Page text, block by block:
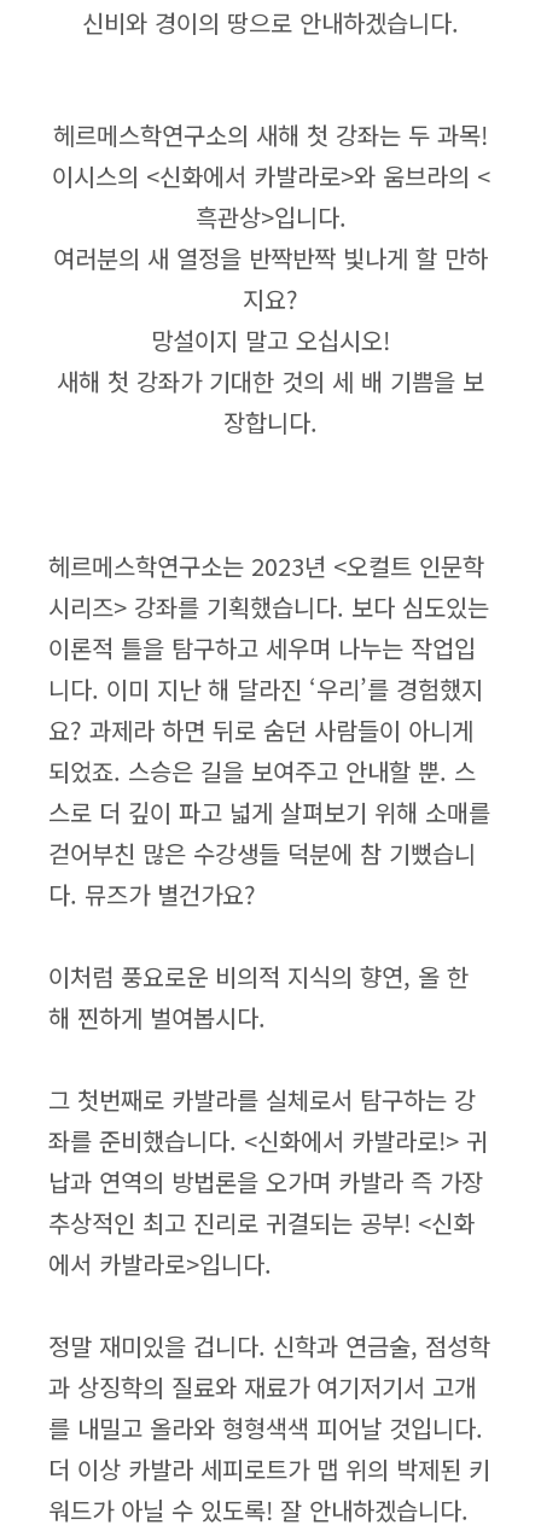
신비와 경이의 땅으로 안내하겠습니다.​
헤르메스학연구소의 새해 첫 강좌는 두 과목!
이시스의 <신화에서 카발라로>와 움브라의 <
흑관상>입니다.
여러분의 새 열정을 반짝반짝 빛나게 할 만하
지요?
망설이지 말고 오십시오!
새해 첫 강좌가 기대한 것의 세 배 기쁨을 보
장합니다.
헤르메스학연구소는 2023년 <오컬트 인문학
시리즈> 강좌를 기획했습니다. 보다 심도있는
이론적 틀을 탐구하고 세우며 나누는 작업입
니다. 이미 지난 해 달라진 ‘우리’를 경험했지
요? 과제라 하면 뒤로 숨던 사람들이 아니게
되었죠. 스승은 길을 보여주고 안내할 뿐. 스
스로 더 깊이 파고 넓게 살펴보기 위해 소매를
걷어부친 많은 수강생들 덕분에 참 기뻤습니
다. 뮤즈가 별건가요?
이처럼 풍요로운 비의적 지식의 향연, 올 한
해 찐하게 벌여봅시다.
그 첫번째로 카발라를 실체로서 탐구하는 강
좌를 준비했습니다. <신화에서 카발라로!> 귀
납과 연역의 방법론을 오가며 카발라 즉 가장
추상적인 최고 진리로 귀결되는 공부! <신화
에서 카발라로>입니다.
정말 재미있을 겁니다. 신학과 연금술, 점성학
과 상징학의 질료와 재료가 여기저기서 고개
를 내밀고 올라와 형형색색 피어날 것입니다.
더 이상 카발라 세피로트가 맵 위의 박제된 키
워드가 아닐 수 있도록! 잘 안내하겠습니다.